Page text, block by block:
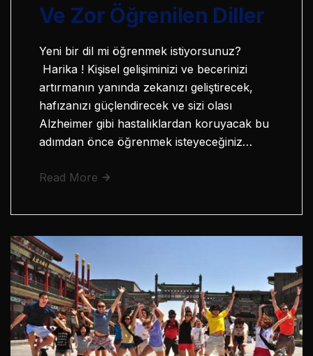
Ve Zor Öğrenilen Diller
Yeni bir dil mi öğrenmek istiyorsunuz?
Harika ! Kişisel gelişiminizi ve becerinizi
artırmanın yanında zekanızı geliştirecek,
hafızanızı güçlendirecek ve sizi olası
Alzheimer gibi hastalıklardan koruyacak bu
adımdan önce öğrenmek isteyeceğiniz…
Read More